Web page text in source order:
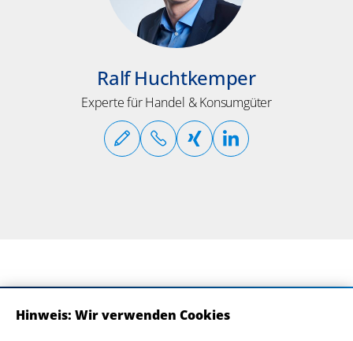
Ralf Huchtkemper
Experte für Handel & Konsumgüter
Hinweis: Wir verwenden Cookies